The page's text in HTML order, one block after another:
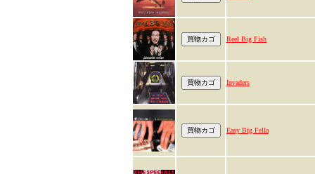
Reel Big Fish
Invaders
Easy Big Fella